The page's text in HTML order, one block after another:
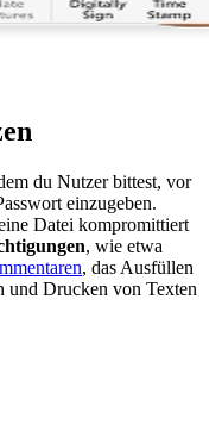
du Nutzer bittest, vor
einzugeben.
Datei kompromittiert
, wie etwa
, das Ausfüllen
und Drucken von Texten